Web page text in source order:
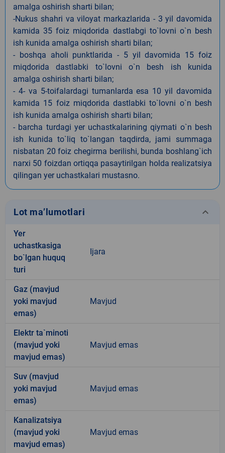
amalga oshirish sharti bilan;
-Nukus shahri va viloyat markazlarida - 3 yil davomida
kamida 35 foiz miqdorida dastlabgi to`lovni o`n besh
ish kunida amalga oshirish sharti bilan;
- boshqa aholi punktlarida - 5 yil davomida 15 foiz
miqdorida dastlabki to`lovni o`n besh ish kunida
amalga oshirish sharti bilan;
- 4- va 5-toifalardagi tumanlarda esa 10 yil davomida
kamida 15 foiz miqdorida dastlabki to`lovni o`n besh
ish kunida amalga oshirish sharti bilan;
- barcha turdagi yer uchastkalarining qiymati o`n besh
ish kunida to`liq to`langan taqdirda, jami summaga
nisbatan 20 foiz chegirma berilishi, bunda boshlang`ich
narxi 50 foizdan ortiqqa pasaytirilgan holda realizatsiya
qilingan yer uchastkalari mustasno.
Lot ma’lumotlari keyboard_arrow_down
Yer
uchastkasiga
bo`lgan huquq
turi
Ijara
Gaz (mavjud
yoki mavjud
emas)
Mavjud
Elektr ta`minoti
(mavjud yoki
mavjud emas)
Mavjud emas
Suv (mavjud
yoki mavjud
emas)
Mavjud emas
Kanalizatsiya
(mavjud yoki
mavjud emas)
Mavjud emas